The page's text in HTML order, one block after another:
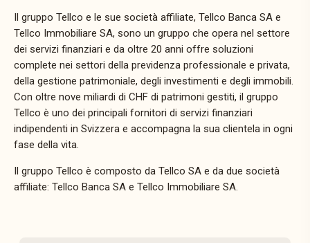
Il gruppo Tellco e le sue società affiliate, Tellco Banca SA e
Tellco Immobiliare SA, sono un gruppo che opera nel settore
dei servizi finanziari e da oltre 20 anni offre soluzioni
complete nei settori della previdenza professionale e privata,
della gestione patrimoniale, degli investimenti e degli immobili.
Con oltre nove miliardi di CHF di patrimoni gestiti, il gruppo
Tellco è uno dei principali fornitori di servizi finanziari
indipendenti in Svizzera e accompagna la sua clientela in ogni
fase della vita.
Il gruppo Tellco è composto da Tellco SA e da due società
affiliate: Tellco Banca SA e Tellco Immobiliare SA.